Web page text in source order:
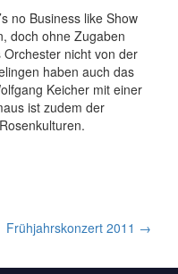
no Business like Show
doch ohne Zugaben
nicht von der
haben auch das
Keicher mit einer
ist zudem der
Frühjahrskonzert 2011 →